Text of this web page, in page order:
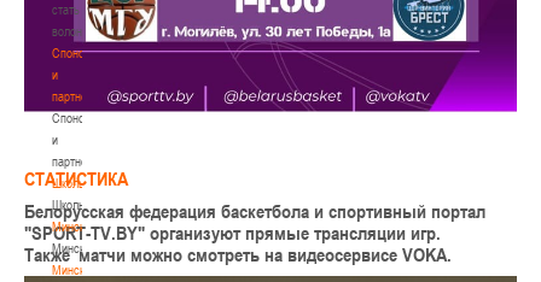
стать
волонтером
Спонсоры
и
партнеры
Спонсоры
и
партнеры
Школы
Школы
Минск
Минск
Минская
СТАТИСТИКА
Белорусская федерация баскетбола и спортивный портал
"SPORT-TV.BY" организуют прямые трансляции игр.
Также матчи можно смотреть на видеосервисе VOKA.